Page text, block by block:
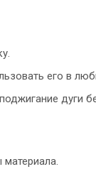
его в
дуги